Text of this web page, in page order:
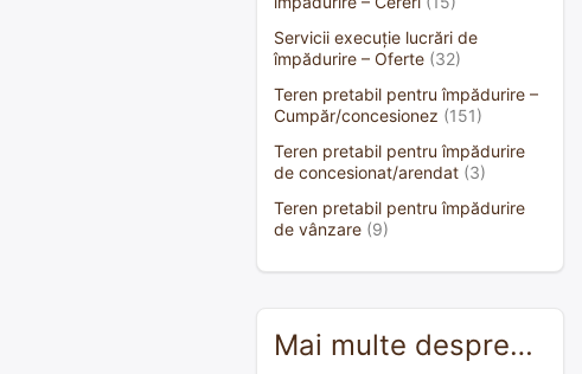
Servicii execuție lucrări de
împădurire – Oferte (32)
Teren pretabil pentru împădurire –
Cumpăr/concesionez (151)
Teren pretabil pentru împădurire
de concesionat/arendat (3)
Teren pretabil pentru împădurire
de vânzare (9)
Mai multe despre…